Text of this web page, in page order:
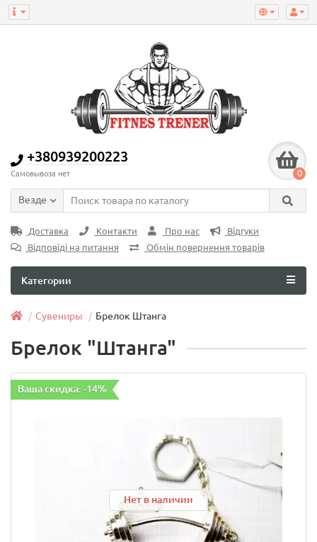
+380939200223
Самовывоза нет 0
Везде
Доставка Контакти Про нас
Відгуки
Відповіді на питання
Обмін повернення товарів
Категории
Сувениры Брелок Штанга
Брелок "Штанга"
Ваша скидка: -14%
Нет в наличии